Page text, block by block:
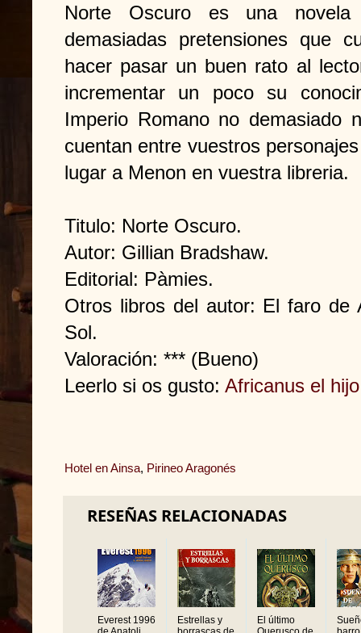
Norte Oscuro es una
demasiadas pretensiones que
hacer pasar un buen rato al
incrementar un poco su
Imperio Romano no demasiado
cuentan entre vuestros
lugar a Menon en vuestra libreria.
Titulo: Norte Oscuro.
Autor: Gillian Bradshaw.
Editorial: Pàmies.
Otros libros del autor: El faro de
Sol.
Valoración: *** (Bueno)
Leerlo si os gusto: Africanus el
Hotel en Ainsa, Pirineo Aragonés
RESEÑAS RELACIONADAS
Everest 1996
Estrellas y
El último